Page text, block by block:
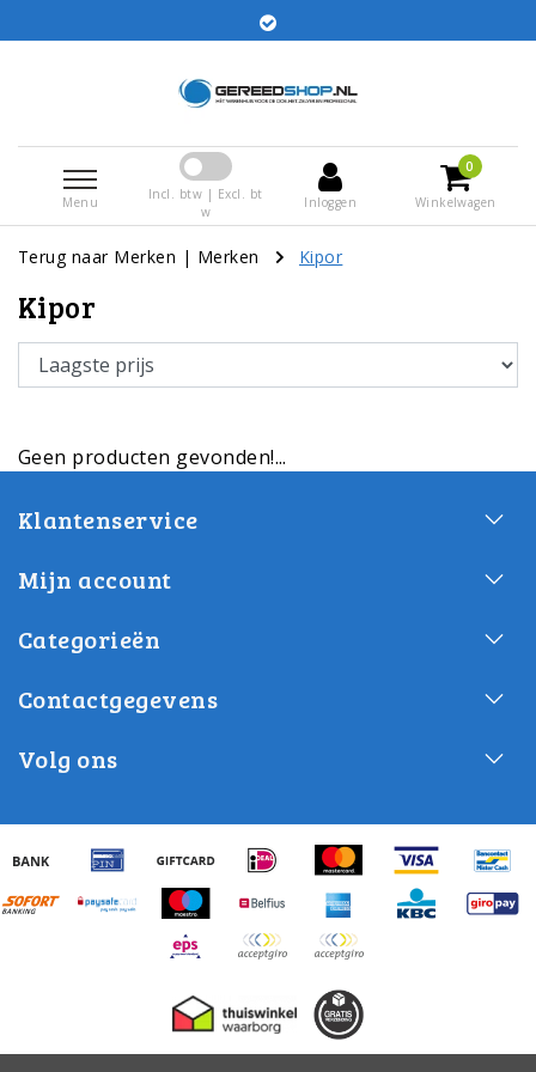
Menu
Incl. btw | Excl. bt
w
Inloggen
0
Winkelwagen
Terug naar Merken | Merken Kipor
Kipor
Geen producten gevonden!...
Klantenservice
Mijn account
Categorieën
Contactgegevens
Volg ons